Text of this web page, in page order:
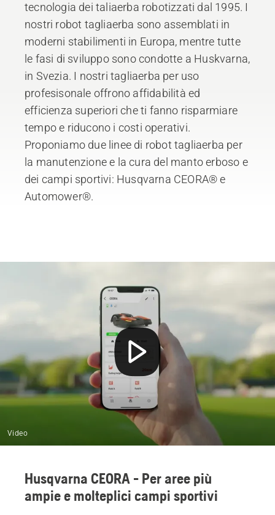
tecnologia dei taliaerba robotizzati dal 1995. I
nostri robot tagliaerba sono assemblati in
moderni stabilimenti in Europa, mentre tutte
le fasi di sviluppo sono condotte a Huskvarna,
in Svezia. I nostri tagliaerba per uso
profesisonale offrono affidabilità ed
efficienza superiori che ti fanno risparmiare
tempo e riducono i costi operativi.
Proponiamo due linee di robot tagliaerba per
la manutenzione e la cura del manto erboso e
dei campi sportivi: Husqvarna CEORA® e
Automower®.
Video
Husqvarna CEORA - Per aree più
ampie e molteplici campi sportivi